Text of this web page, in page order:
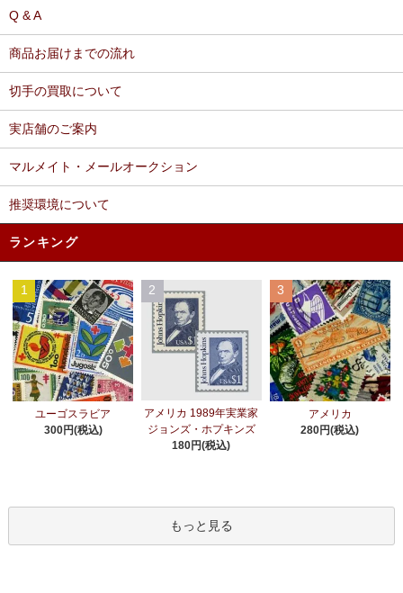
Q & A
商品お届けまでの流れ
切手の買取について
実店舗のご案内
マルメイト・メールオークション
推奨環境について
ランキング
1
ユーゴスラビア
300円(税込)
2
アメリカ 1989年実業家
ジョンズ・ホプキンズ
180円(税込)
3
アメリカ
280円(税込)
もっと見る